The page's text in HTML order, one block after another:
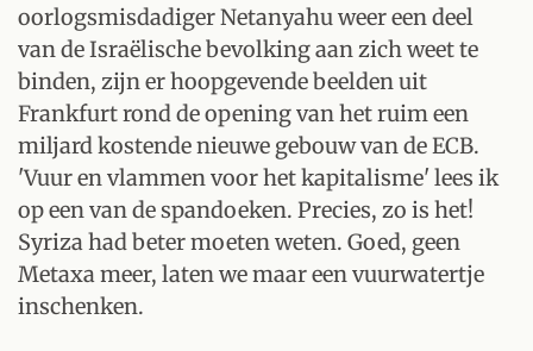
oorlogsmisdadiger Netanyahu weer een deel
van de Israëlische bevolking aan zich weet te
binden, zijn er hoopgevende beelden uit
Frankfurt rond de opening van het ruim een
miljard kostende nieuwe gebouw van de ECB.
'Vuur en vlammen voor het kapitalisme' lees ik
op een van de spandoeken. Precies, zo is het!
Syriza had beter moeten weten. Goed, geen
Metaxa meer, laten we maar een vuurwatertje
inschenken.